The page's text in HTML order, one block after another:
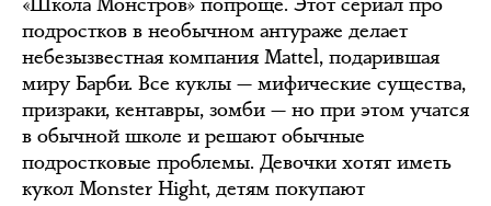
подростков в необычном антураже делает
небезызвестная компания Mattel, подарившая
миру Барби. Все куклы — мифические существа,
призраки, кентавры, зомби — но при этом учатся
в обычной школе и решают обычные
подростковые проблемы. Девочки хотят иметь
кукол Monster Hight, детям покупают